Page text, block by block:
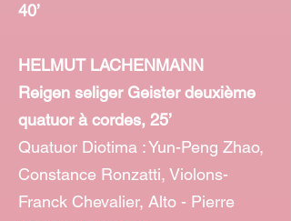
40’
HELMUT LACHENMANN
Reigen seliger Geister deuxième
quatuor à cordes, 25’
Quatuor Diotima : Yun-Peng Zhao,
Constance Ronzatti, Violons-
Franck Chevalier, Alto - Pierre